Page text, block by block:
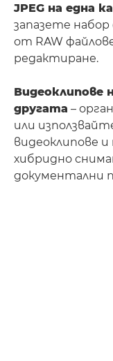
JPEG на една
запазете
от RAW
редактиране.
Видеоклипове
другата –
или
видеоклипове и
хибридно
документални